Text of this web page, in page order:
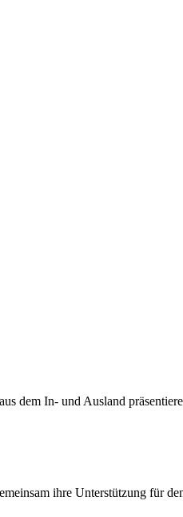
dem In- und Ausland
ihre Unterstützung für